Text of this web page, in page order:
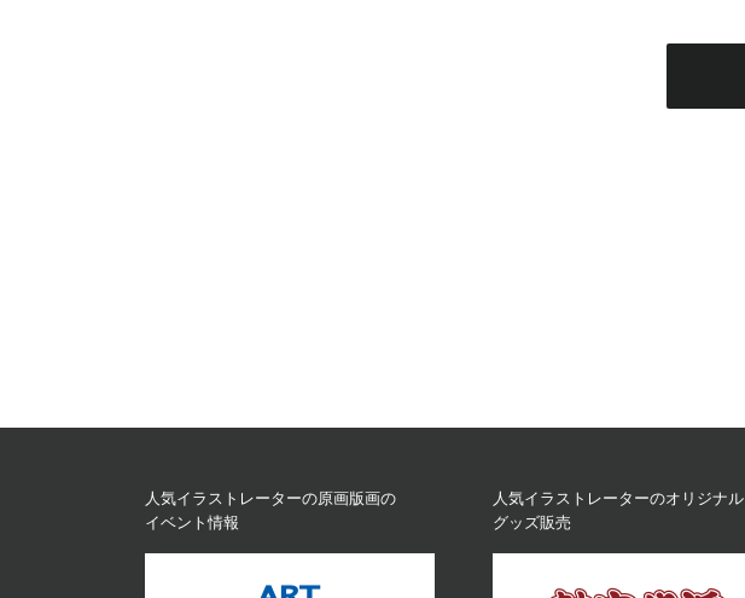
人気イラストレーターの原画版画の
イベント情報
人気イラストレーターのオリジナル
グッズ販売